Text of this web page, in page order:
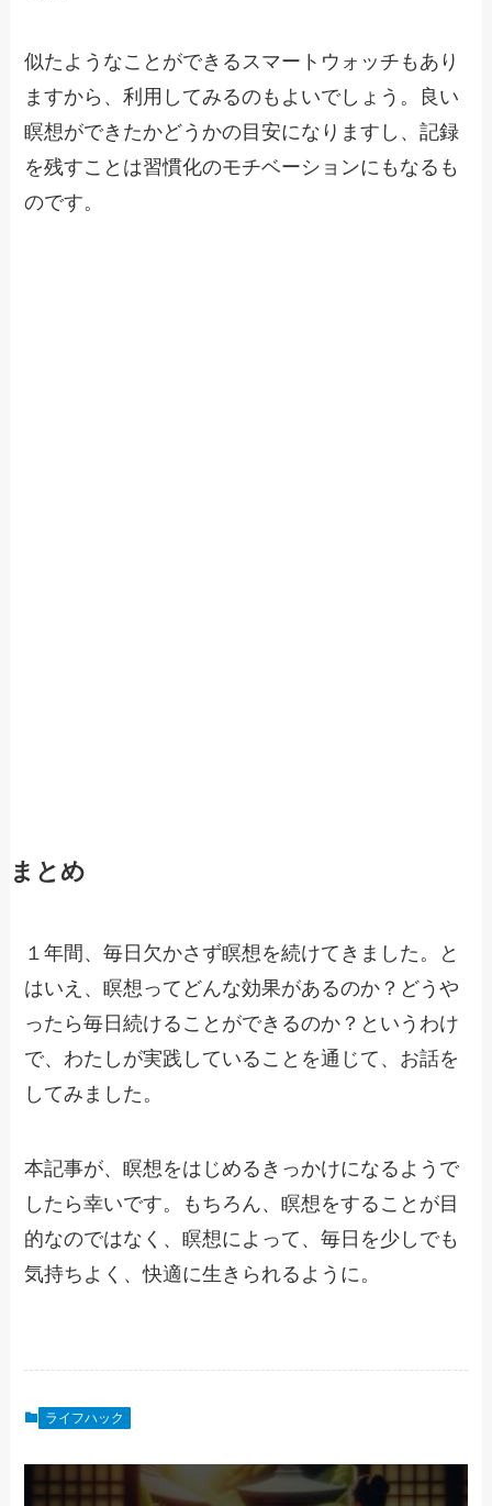
似たようなことができるスマートウォッチもあり
ますから、利用してみるのもよいでしょう。良い
瞑想ができたかどうかの目安になりますし、記録
を残すことは習慣化のモチベーションにもなるも
のです。
まとめ
１年間、毎日欠かさず瞑想を続けてきました。と
はいえ、瞑想ってどんな効果があるのか？どうや
ったら毎日続けることができるのか？というわけ
で、わたしが実践していることを通じて、お話を
してみました。
本記事が、瞑想をはじめるきっかけになるようで
したら幸いです。もちろん、瞑想をすることが目
的なのではなく、瞑想によって、毎日を少しでも
気持ちよく、快適に生きられるように。
ライフハック